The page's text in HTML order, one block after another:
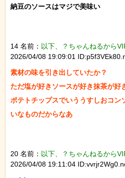
納豆のソースはマジで美味い
14 名前： 以下、？ちゃんねるから
2026/04/08 19:09:01
素材の味を引き出していたか？
ただ塩が好きソースが好き抹茶が好
ポテトチップスでいううすしおコン
いなものだからなあ
20 名前： 以下、？ちゃんねるから
2026/04/08 19:11:04